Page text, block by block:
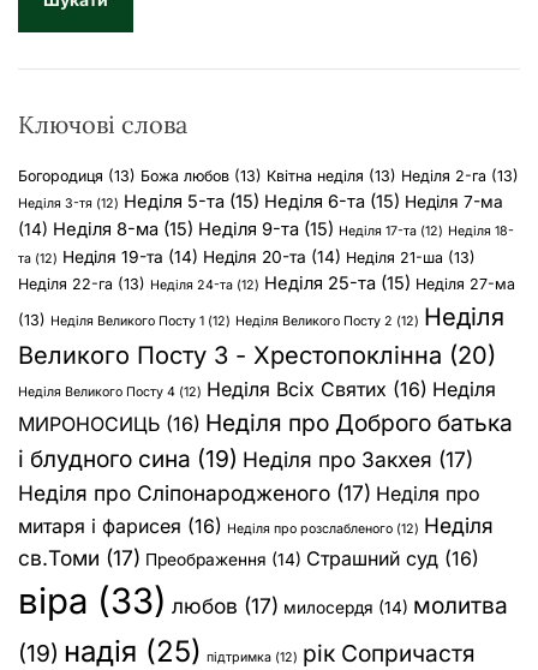
к
Ключові слова
Богородиця (13) Божа любов (13) Квітна неділя (13) Неділя 2-га (13)
Неділя 3-тя (12) Неділя 5-та (15) Неділя 6-та (15) Неділя 7-ма
(14) Неділя 8-ма (15) Неділя 9-та (15) Неділя 17-та (12) Неділя 18-
та (12) Неділя 19-та (14) Неділя 20-та (14) Неділя 21-ша (13)
Неділя 22-га (13) Неділя 24-та (12) Неділя 25-та (15) Неділя 27-ма
(13) Неділя Великого Посту 1 (12) Неділя Великого Посту 2 (12) Неділя
Великого Посту 3 - Хрестопоклінна (20)
Неділя Великого Посту 4 (12) Неділя Всіх Святих (16) Неділя
МИРОНОСИЦЬ (16) Неділя про Доброго батька
і блудного сина (19) Неділя про Закхея (17)
Неділя про Сліпонародженого (17) Неділя про
митаря і фарисея (16) Неділя про розслабленого (12) Неділя
св.Томи (17) Преображення (14) Страшний суд (16)
віра (33) любов (17) милосердя (14) молитва
(19) надія (25) підтримка (12) рік Сопричастя